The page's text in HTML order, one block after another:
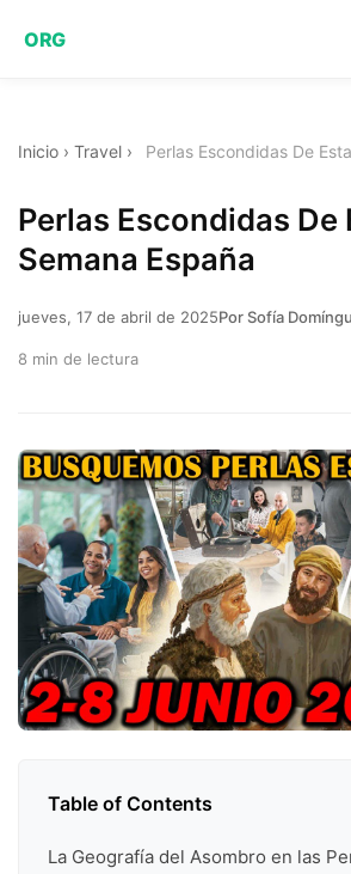
ORG
Inicio › Travel › Perlas Escondidas De
Perlas Escondidas De
Semana España
jueves, 17 de abril de 2025Por Sofía
8 min de lectura
Table of Contents
La Geografía del Asombro en las